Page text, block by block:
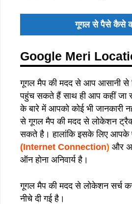
गूगल से पैसे कैसे
Google Meri
गूगल मैप की मदद से आप आसानी से
पहुंच सकते हैं साथ ही आप कहीं जा
के बारे में आपको कोई भी जानकारी
से गूगल मैप की मदद से लोकेशन
सकते है। हालांकि इसके लिए आपके
(Internet Connection) और
ऑन होना अनिवार्य है।
गूगल मैप की मदद से लोकेशन सर्च
नीचे दी गई है।